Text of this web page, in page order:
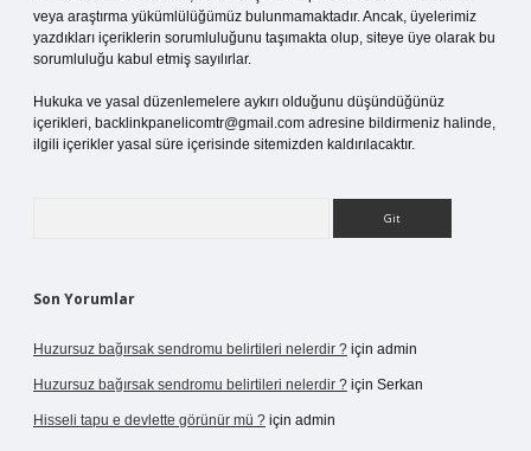
veya araştırma yükümlülüğümüz bulunmamaktadır. Ancak, üyelerimiz
yazdıkları içeriklerin sorumluluğunu taşımakta olup, siteye üye olarak bu
sorumluluğu kabul etmiş sayılırlar.
Hukuka ve yasal düzenlemelere aykırı olduğunu düşündüğünüz
içerikleri, backlinkpanelicomtr@gmail.com adresine bildirmeniz halinde,
ilgili içerikler yasal süre içerisinde sitemizden kaldırılacaktır.
Son Yorumlar
Huzursuz bağırsak sendromu belirtileri nelerdir ? için admin
Huzursuz bağırsak sendromu belirtileri nelerdir ? için Serkan
Hisseli tapu e devlette görünür mü ? için admin